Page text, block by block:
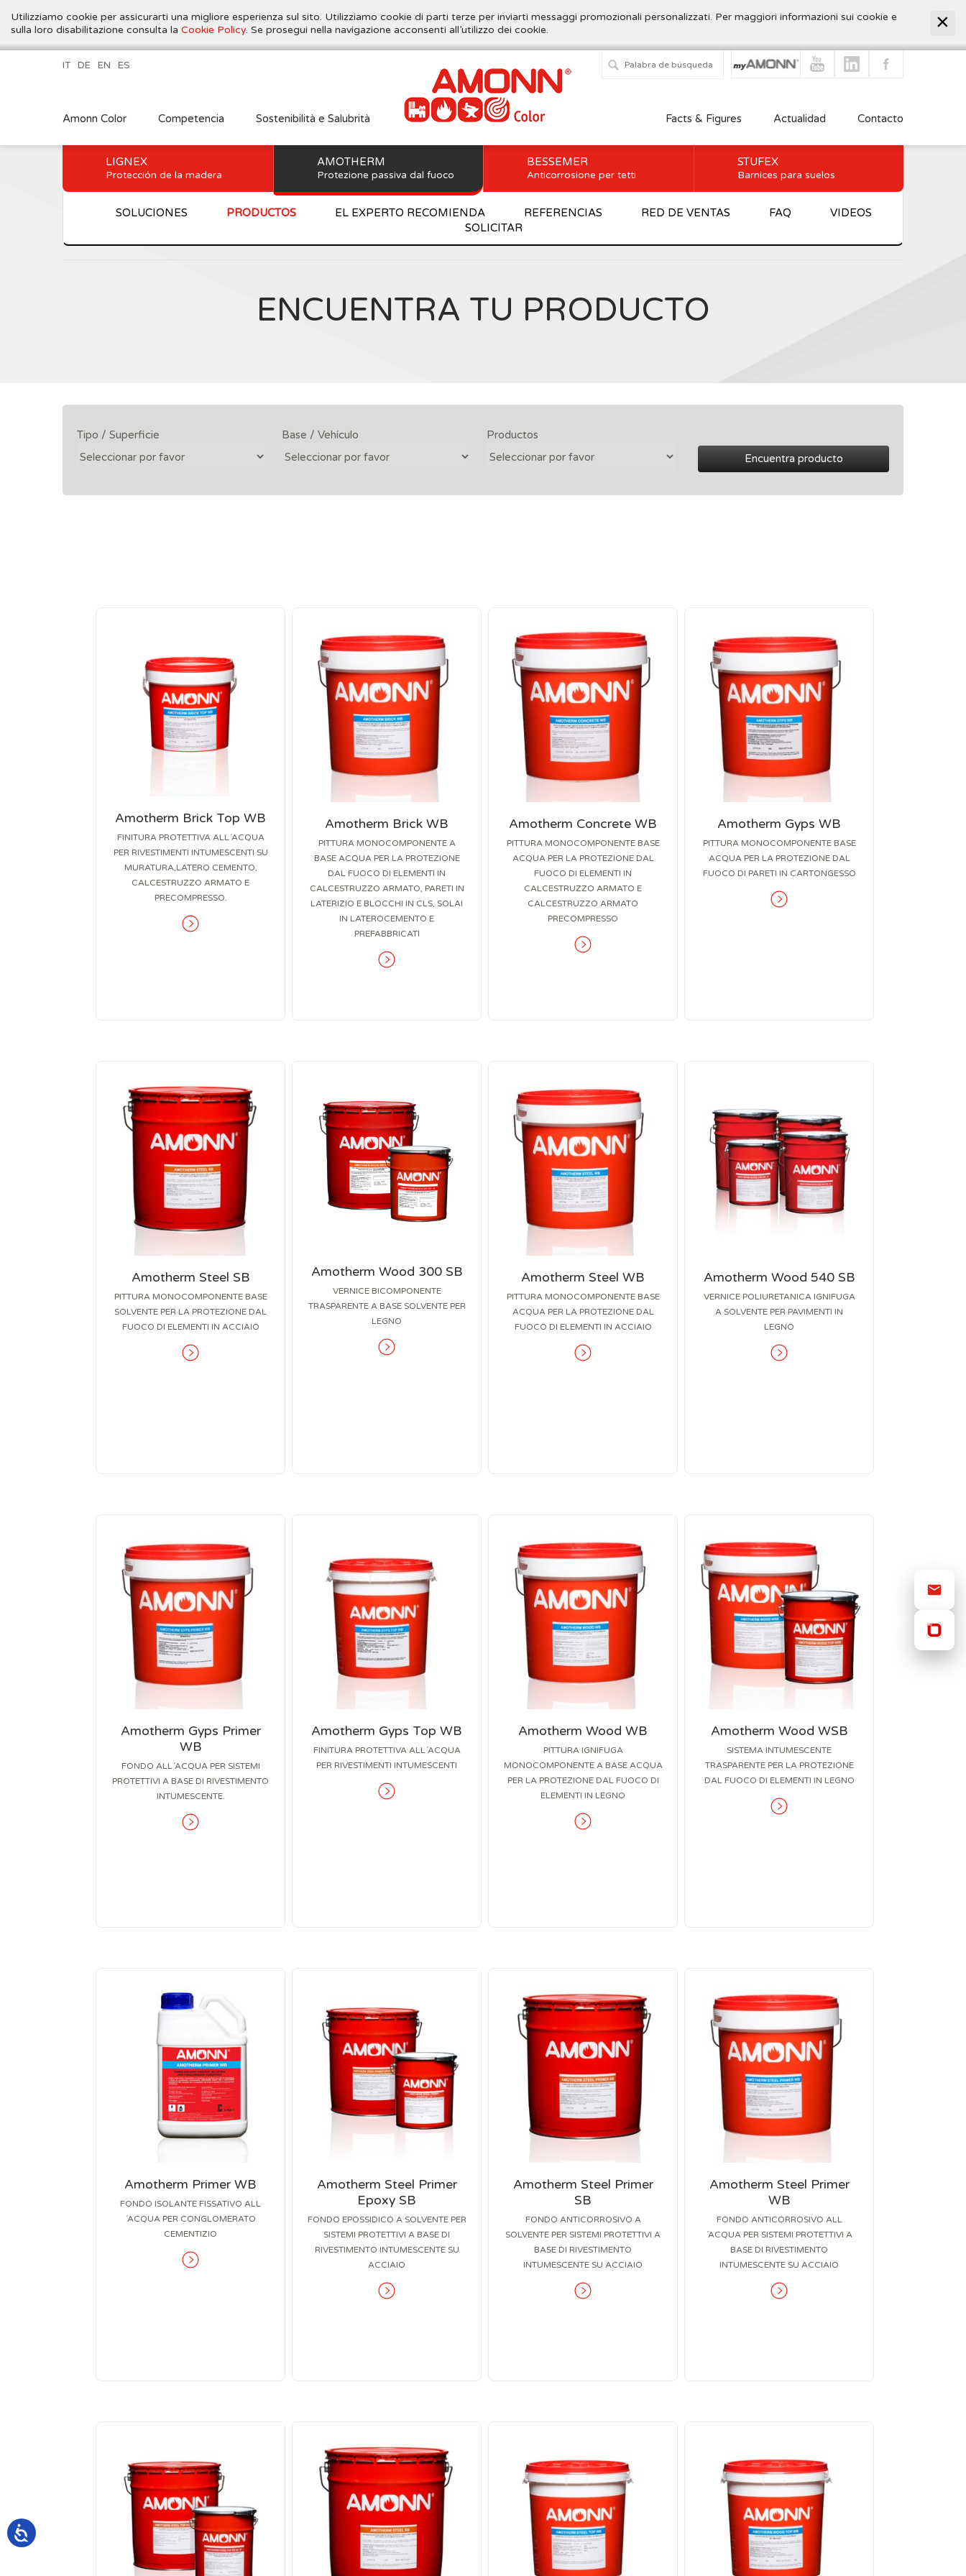
Utilizziamo cookie per assicurarti una migliore esperienza sul sito. Utilizziamo cookie di parti terze per inviarti messaggi promozionali personalizzati. Per maggiori informazioni sui cookie e
sulla loro disabilitazione consulta la Cookie Policy. Se prosegui nella navigazione acconsenti all’utilizzo dei cookie.
Amonn Color Competencia Sostenibilità e Salubrità Facts & Figures Actualidad Contacto
IT DE EN ES
LIGNEX
Protección de la madera
AMOTHERM
Protezione passiva dal fuoco
SOLUCIONES PRODUCTOS EL EXPERTO RECOMIENDA REFERENCIAS RED DE VENTAS FAQ
VIDEOS
SOLICITAR
BESSEMER
Anticorrosione per tetti
STUFEX
Barnices para suelos
Home>AMOTHERM>Prodotti
ENCUENTRA TU PRODUCTO
Tipo / Superficie Base / Vehículo
Productos
Encuentra producto
Amotherm Brick Top WB
FINITURA PROTETTIVA ALL´ACQUA
PER RIVESTIMENTI INTUMESCENTI SU
MURATURA,LATERO CEMENTO,
CALCESTRUZZO ARMATO E
PRECOMPRESSO.
Amotherm Brick WB
PITTURA MONOCOMPONENTE A
BASE ACQUA PER LA PROTEZIONE
DAL FUOCO DI ELEMENTI IN
CALCESTRUZZO ARMATO, PARETI IN
LATERIZIO E BLOCCHI IN CLS, SOLAI
IN LATEROCEMENTO E
PREFABBRICATI
Amotherm Concrete WB
PITTURA MONOCOMPONENTE BASE
ACQUA PER LA PROTEZIONE DAL
FUOCO DI ELEMENTI IN
CALCESTRUZZO ARMATO E
CALCESTRUZZO ARMATO
PRECOMPRESSO
Amotherm Gyps WB
PITTURA MONOCOMPONENTE BASE
ACQUA PER LA PROTEZIONE DAL
FUOCO DI PARETI IN CARTONGESSO
Amotherm Steel SB
PITTURA MONOCOMPONENTE BASE
SOLVENTE PER LA PROTEZIONE DAL
FUOCO DI ELEMENTI IN ACCIAIO
Amotherm Wood 300 SB
VERNICE BICOMPONENTE
TRASPARENTE A BASE SOLVENTE PER
LEGNO
Amotherm Steel WB
PITTURA MONOCOMPONENTE BASE
ACQUA PER LA PROTEZIONE DAL
FUOCO DI ELEMENTI IN ACCIAIO
Amotherm Wood 540 SB
VERNICE POLIURETANICA IGNIFUGA
A SOLVENTE PER PAVIMENTI IN
LEGNO
Amotherm Gyps Primer
WB
FONDO ALL´ACQUA PER SISTEMI
PROTETTIVI A BASE DI RIVESTIMENTO
INTUMESCENTE.
Amotherm Gyps Top WB
FINITURA PROTETTIVA ALL´ACQUA
PER RIVESTIMENTI INTUMESCENTI
Amotherm Wood WB
PITTURA IGNIFUGA
MONOCOMPONENTE A BASE ACQUA
PER LA PROTEZIONE DAL FUOCO DI
ELEMENTI IN LEGNO
Amotherm Wood WSB
SISTEMA INTUMESCENTE
TRASPARENTE PER LA PROTEZIONE
DAL FUOCO DI ELEMENTI IN LEGNO
Amotherm Primer WB
FONDO ISOLANTE FISSATIVO ALL
´ACQUA PER CONGLOMERATO
CEMENTIZIO
Amotherm Steel Primer
Epoxy SB
FONDO EPOSSIDICO A SOLVENTE PER
SISTEMI PROTETTIVI A BASE DI
RIVESTIMENTO INTUMESCENTE SU
ACCIAIO
Amotherm Steel Primer
SB
FONDO ANTICORROSIVO A
SOLVENTE PER SISTEMI PROTETTIVI A
BASE DI RIVESTIMENTO
INTUMESCENTE SU ACCIAIO
Amotherm Steel Primer
WB
FONDO ANTICORROSIVO ALL
´ACQUA PER SISTEMI PROTETTIVI A
BASE DI RIVESTIMENTO
INTUMESCENTE SU ACCIAIO